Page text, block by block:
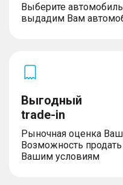
Выберите
выдадим Вам
Выгодный
trade-in
Рыночная оценка
Возможность
Вашим условиям